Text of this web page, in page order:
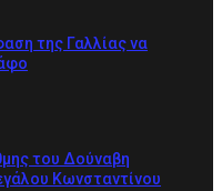
της Γαλλίας να
του Δούναβη
Κωνσταντίνου